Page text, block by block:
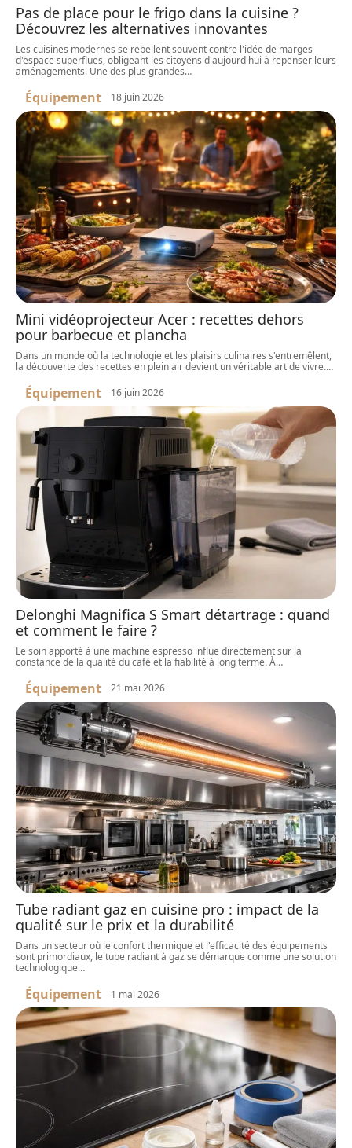
Pas de place pour le frigo dans la cuisine ?
Découvrez les alternatives innovantes
Les cuisines modernes se rebellent souvent contre l'idée de marges
d'espace superflues, obligeant les citoyens d'aujourd'hui à repenser leurs
aménagements. Une des plus grandes…
Équipement 18 juin 2026
Mini vidéoprojecteur Acer : recettes dehors
pour barbecue et plancha
Dans un monde où la technologie et les plaisirs culinaires s'entremêlent,
la découverte des recettes en plein air devient un véritable art de vivre.…
Équipement 16 juin 2026
Delonghi Magnifica S Smart détartrage : quand
et comment le faire ?
Le soin apporté à une machine espresso influe directement sur la
constance de la qualité du café et la fiabilité à long terme. À…
Équipement 21 mai 2026
Tube radiant gaz en cuisine pro : impact de la
qualité sur le prix et la durabilité
Dans un secteur où le confort thermique et l'efficacité des équipements
sont primordiaux, le tube radiant à gaz se démarque comme une solution
technologique…
Équipement 1 mai 2026